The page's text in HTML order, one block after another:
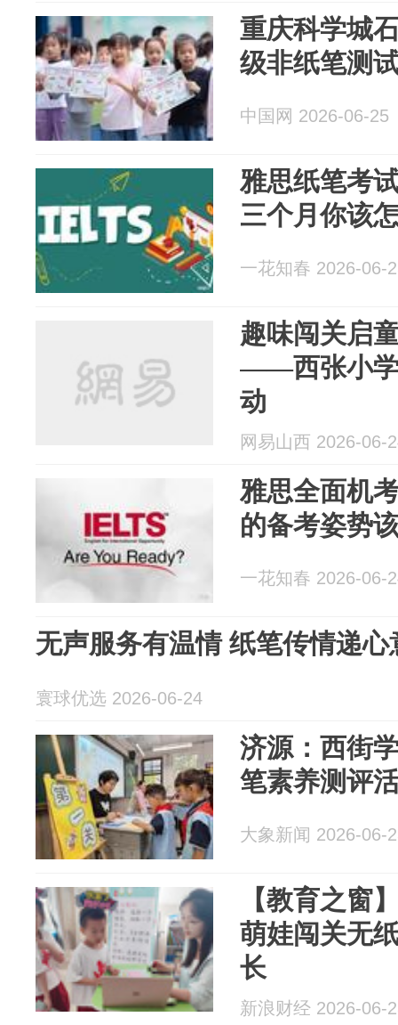
重庆科学城
级非纸笔测
中国网 2026-06-25
雅思纸笔考
三个月你该
一花知春 2026-06-
趣味闯关启
——西张小学
动
网易山西 2026-06-
雅思全面机
的备考姿势
一花知春 2026-06-
无声服务有温情 纸笔传情递心
寰球优选 2026-06-24
济源：西街
笔素养测评
大象新闻 2026-06-
【教育之窗
萌娃闯关无
长
新浪财经 2026-06-